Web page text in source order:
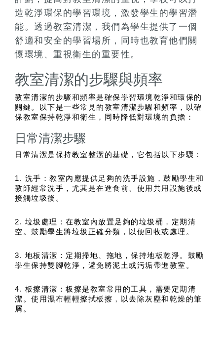
造乾淨環保的學習環境，激發學生的學習潛
能。透過教室清潔，我們為學生提供了一個
舒適和安全的學習場所，同時也教育他們關
懷環境、重視衛生的重要性。
教室清潔的步驟與頻率
教室清潔的步驟和頻率是確保學習環境乾淨和環保的
關鍵。以下是一些常見的教室清潔步驟和頻率，以確
保教室保持乾淨和衛生，同時降低對環境的負擔：
日常清潔步驟
日常清潔是保持教室整潔的基礎，它包括以下步驟：
1. 洗手：教室內應提供足夠的洗手設施，鼓勵學生和
教師經常洗手，尤其是在進食前、使用共用設施後或
接觸垃圾後。
2. 垃圾處理：在教室內放置足夠的垃圾桶，定期清
空。鼓勵學生將垃圾正確分類，以便回收或處理。
3. 地板清潔：定期掃地、拖地，保持地板乾淨。鼓勵
學生保持雙腳乾淨，避免將泥土或污垢帶進教室。
4. 板擦清潔：板擦是教室常用的工具，需要定期清
潔。使用濕布輕輕擦拭板擦，以去除灰塵和乾燥的筆
屑。